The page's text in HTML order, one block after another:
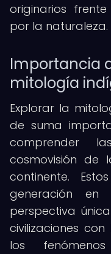
originarios
por la naturaleza.
Importancia
mitología
Explorar la
de suma
comprender
cosmovisión de
continente.
generación en
perspectiva
civilizaciones
los